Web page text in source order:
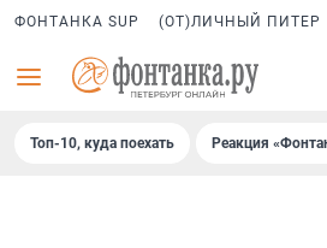
ФОНТАНКА SUP (ОТ)ЛИЧНЫЙ ПИТЕР
Топ-10, куда поехать Реакция